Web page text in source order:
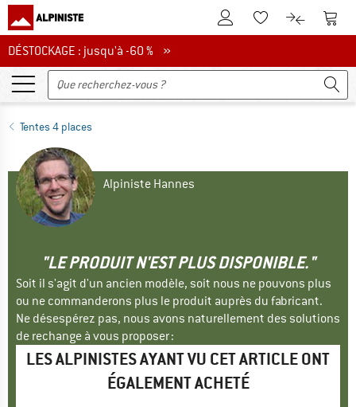
Vers le compte client
Vers la liste
Vers le
DÉSTOCKAGE : jusqu'à -60 %
DÉSTOCKAGE : jusqu'à -60 % »
Tentes 4 places
Alpiniste Hannes
"LE PRODUIT N'EST PLUS DISPONIBLE."
Soit il s'agit d'un ancien modèle, soit nous ne pouvons plus
ou ne commanderons plus le produit auprès du fabricant.
Ne désespérez pas, nous avons naturellement des solutions
de rechange à vous proposer :
LES ALPINISTES AYANT VU CET ARTICLE ONT
ÉGALEMENT ACHETÉ